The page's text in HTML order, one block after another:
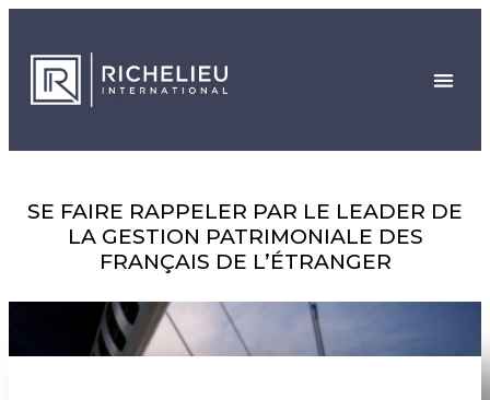
SE FAIRE RAPPELER PAR LE LEADER DE
LA GESTION PATRIMONIALE DES
FRANÇAIS DE L’ÉTRANGER